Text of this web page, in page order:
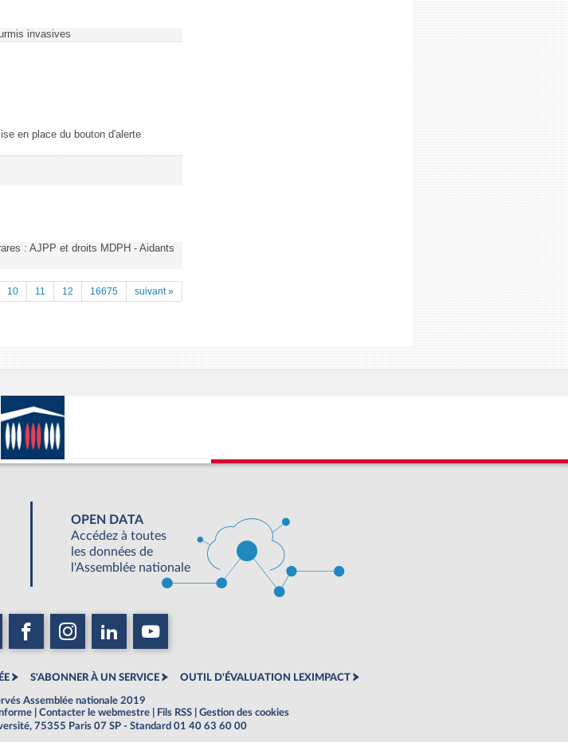
invasives
en place du bouton d'alerte
: AJPP et droits MDPH - Aidants
10 11 12 16675 suivant »
OPEN DATA
Accédez à toutes
les données de
l'Assemblée nationale
S'ABONNER À UN SERVICE OUTIL D'ÉVALUATION LEXIMPACT
Assemblée nationale 2019
Contacter le webmestre Fils RSS
Gestion des cookies
75355 Paris 07 SP - Standard 01 40 63 60 00